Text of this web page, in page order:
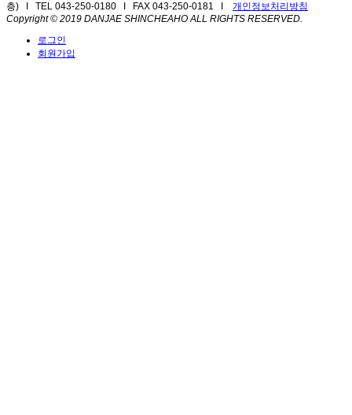
층) I TEL 043-250-0180 I FAX 043-250-0181 I 개인정보처리방침
Copyright © 2019 DANJAE SHINCHEAHO ALL RIGHTS RESERVED.
로그인
회원가입